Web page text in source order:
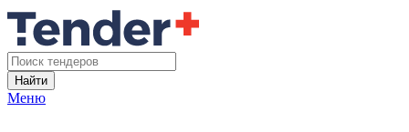
Найти
Меню